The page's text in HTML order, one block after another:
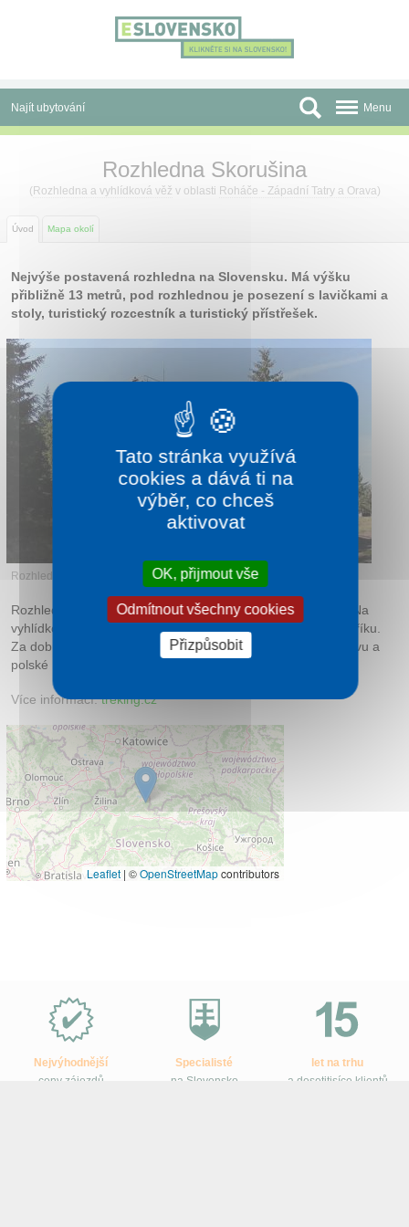
Najít ubytování
Slevy a Last Minute
Autobusové zájezdy
Před cestou
Atrakce
O nás
Kontakt
Menu
Rozhledna Skorušina
( Rozhledna a vyhlídková věž v oblasti Roháče - Západní Tatry a Orava)
Úvod Mapa okolí
Nejvýše postavená rozhledna na Slovensku. Má výšku
přibližně 13 metrů, pod rozhlednou je posezení s lavičkami a
stoly, turistický rozcestník a turistický přístřešek.
Rozhledna Skorušina
Rozhledna Skorušina je dvoupatrová z kovové konstrukce. Na
vyhlídkovou plošinu se dostanete po dlouhém kovovém žebříku.
Za dobrého počasí můžete přehlédnout prakticky celou Oravu a
polské Podhalí.
Více informací:treking.cz
Leaflet | ©OpenStreetMapcontributors
Slovensko.cz?
Nejvýhodnější
ceny zájezdů
Specialisté
na Slovensko
let na trhu
a desetitisíce klientů
Tato stránka využívá
cookies a dává ti na
výběr, co chceš
aktivovat
OK, přijmout vše
Odmítnout všechny cookies
Přizpůsobit